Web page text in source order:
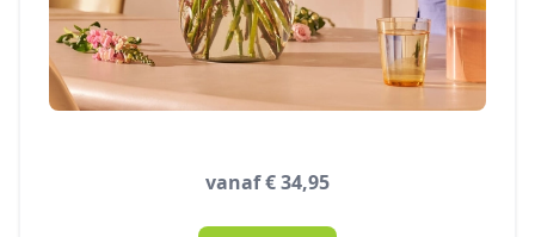
vanaf € 34,95